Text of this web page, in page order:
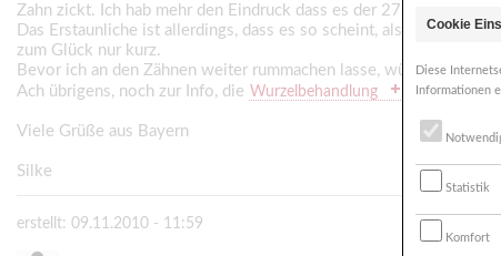
Zahn zickt. Ich hab mehr den Eindruck dass es der 27er ist.
Das Erstaunliche ist allerdings, dass es so scheint, als wenn die
zum Glück nur kurz.
Bevor ich an den Zähnen weiter rummachen lasse, würde ich
Ach übrigens, noch zur Info, die Wurzelbehandlung wurde nicht
Viele Grüße aus Bayern
Silke
erstellt: 09.11.2010 - 11:59
Cookie
Diese
Informationen
Statistik
Komfort